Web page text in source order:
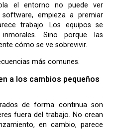
empieza a premiar
trabajo. Los equipos se
Sino porque las
cómo se ve sobrevivir.
más comunes.
a los cambios pequeños
fuera del trabajo. No crean
en cambio, parece